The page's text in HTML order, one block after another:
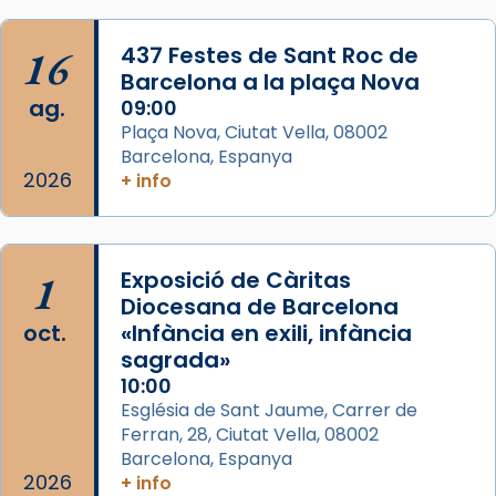
acompanyava més de prop Jesús.
Segons el llibre dels Fets (12,2) fou el primer
apòstol màrtir, decapitat a Jerusalem per
Herodes Agripa (vers l'any 44).
Patró de Galícia, després de les invasions
musulmanes fou venerat com a patró dels
Regnes castellans i més tard de tota
Espanya.
El seu sepulcre a Compostela fou un gran
centre de peregrinacions medievals de tot
el món cristià, després de Roma i terra
«A Raïms de Sant Jaume, raïms aigualits;
raïms de setembre te'n llepes els dits»,
segons una dita popular.
Photo
16
ag.
2026
437 Festes de Sant Roc de
Barcelona a la plaça Nova
09:00
Plaça Nova, Ciutat Vella, 08002
Barcelona, Espanya
+ info
1
oct.
2026
Exposició de Càritas
Diocesana de Barcelona
«Infància en exili, infància
sagrada»
10:00
Església de Sant Jaume, Carrer de
Ferran, 28, Ciutat Vella, 08002
Barcelona, Espanya
+ info